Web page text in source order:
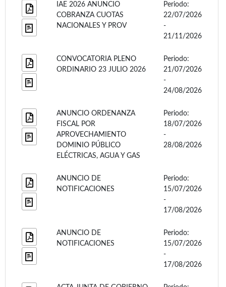
IAE 2026 ANUNCIO
COBRANZA CUOTAS
NACIONALES Y PROV
Periodo:
22/07/2026
-
21/11/2026
CONVOCATORIA PLENO
ORDINARIO 23 JULIO 2026
Periodo:
21/07/2026
-
24/08/2026
ANUNCIO ORDENANZA
FISCAL POR
APROVECHAMIENTO
DOMINIO PÚBLICO
ELÉCTRICAS, AGUA Y GAS
Periodo:
18/07/2026
-
28/08/2026
ANUNCIO DE
NOTIFICACIONES
Periodo:
15/07/2026
-
17/08/2026
ANUNCIO DE
NOTIFICACIONES
Periodo:
15/07/2026
-
17/08/2026